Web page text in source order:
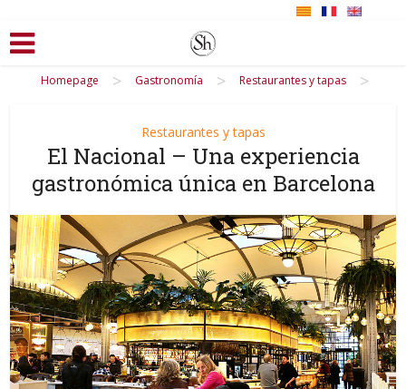
Homepage > Gastronomía > Restaurantes y tapas >
Restaurantes y tapas
El Nacional – Una experiencia
gastronómica única en Barcelona